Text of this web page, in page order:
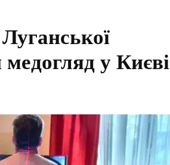
у Києві